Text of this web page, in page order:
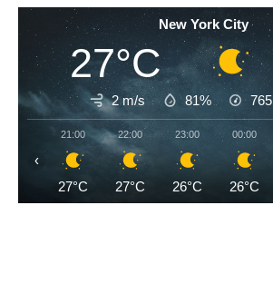
New York City
27°C
2 m/s 81% 765
21:00
27°C
22:00
27°C
23:00
26°C
00:00
26°C
‹